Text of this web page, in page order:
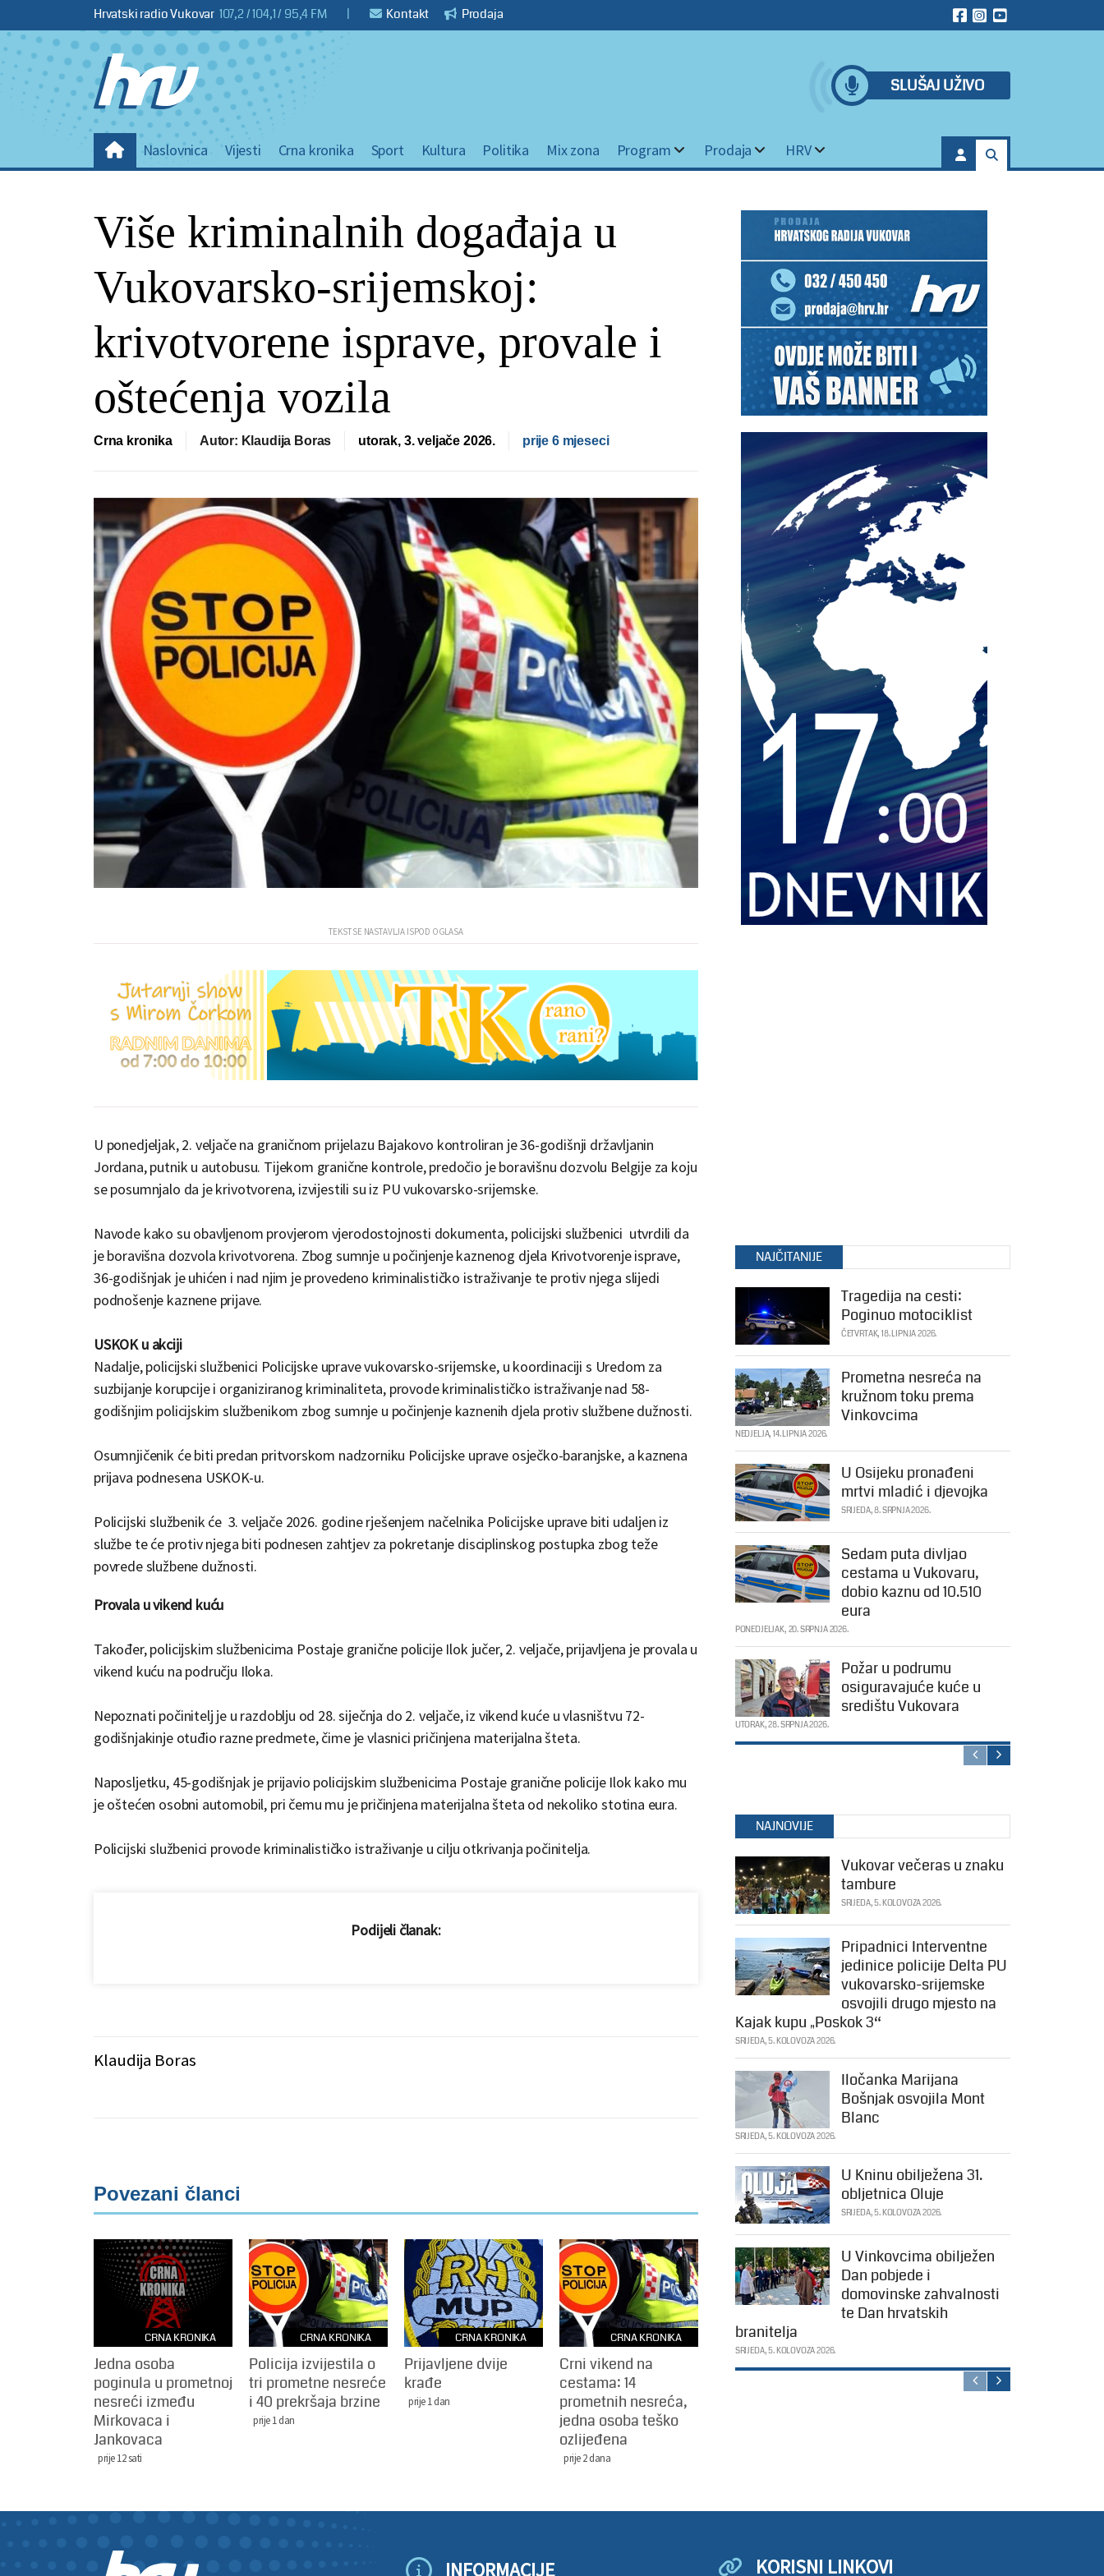
Hrvatski radio Vukovar 107,2 / 104,1 / 95,4 FM | Kontakt Prodaja
SLUŠAJ UŽIVO
Naslovnica Vijesti Crna kronika Sport Kultura Politika Mix zona Program Prodaja HRV
Više kriminalnih događaja u
Vukovarsko-srijemskoj:
krivotvorene isprave, provale i
oštećenja vozila
Crna kronika Autor: Klaudija Boras utorak, 3. veljače 2026. prije 6 mjeseci
U ponedjeljak, 2. veljače na graničnom prijelazu Bajakovo kontroliran je 36-godišnji državljanin
Jordana, putnik u autobusu. Tijekom granične kontrole, predočio je boravišnu dozvolu Belgije za koju
se posumnjalo da je krivotvorena, izvijestili su iz PU vukovarsko-srijemske.
Navode kako su obavljenom provjerom vjerodostojnosti dokumenta, policijski službenici utvrdili da
je boravišna dozvola krivotvorena. Zbog sumnje u počinjenje kaznenog djela Krivotvorenje isprave,
36-godišnjak je uhićen i nad njim je provedeno kriminalističko istraživanje te protiv njega slijedi
podnošenje kaznene prijave.
USKOK u akciji
Nadalje, policijski službenici Policijske uprave vukovarsko-srijemske, u koordinaciji s Uredom za
suzbijanje korupcije i organiziranog kriminaliteta, provode kriminalističko istraživanje nad 58-
godišnjim policijskim službenikom zbog sumnje u počinjenje kaznenih djela protiv službene dužnosti.
Osumnjičenik će biti predan pritvorskom nadzorniku Policijske uprave osječko-baranjske, a kaznena
prijava podnesena USKOK-u.
Policijski službenik će 3. veljače 2026. godine rješenjem načelnika Policijske uprave biti udaljen iz
službe te će protiv njega biti podnesen zahtjev za pokretanje disciplinskog postupka zbog teže
povrede službene dužnosti.
Provala u vikend kuću
Također, policijskim službenicima Postaje granične policije Ilok jučer, 2. veljače, prijavljena je provala u
vikend kuću na području Iloka.
Nepoznati počinitelj je u razdoblju od 28. siječnja do 2. veljače, iz vikend kuće u vlasništvu 72-
godišnjakinje otuđio razne predmete, čime je vlasnici pričinjena materijalna šteta.
Naposljetku, 45-godišnjak je prijavio policijskim službenicima Postaje granične policije Ilok kako mu
je oštećen osobni automobil, pri čemu mu je pričinjena materijalna šteta od nekoliko stotina eura.
Policijski službenici provode kriminalističko istraživanje u cilju otkrivanja počinitelja.
Podijeli članak:
Klaudija Boras
Povezani članci
CRNA KRONIKA
Jedna osoba
poginula u prometnoj
nesreći između
Mirkovaca i
Jankovaca
prije 12 sati
CRNA KRONIKA
Policija izvijestila o
tri prometne nesreće
i 40 prekršaja brzine
prije 1 dan
CRNA KRONIKA
Prijavljene dvije
krađe
prije 1 dan
CRNA KRONIKA
Crni vikend na
cestama: 14
prometnih nesreća,
jedna osoba teško
ozlijeđena
prije 2 dana
NAJČITANIJE
Tragedija na cesti:
Poginuo motociklist
ČETVRTAK, 18. LIPNJA 2026.
Prometna nesreća na
kružnom toku prema
Vinkovcima
NEDJELJA, 14. LIPNJA 2026.
U Osijeku pronađeni
mrtvi mladić i djevojka
SRIJEDA, 8. SRPNJA 2026.
Sedam puta divljao
cestama u Vukovaru,
dobio kaznu od 10.510
eura
PONEDJELJAK, 20. SRPNJA 2026.
Požar u podrumu
osiguravajuće kuće u
središtu Vukovara
UTORAK, 28. SRPNJA 2026.
NAJNOVIJE
Vukovar večeras u znaku
tambure
SRIJEDA, 5. KOLOVOZA 2026.
Pripadnici Interventne
jedinice policije Delta PU
vukovarsko-srijemske
osvojili drugo mjesto na
Kajak kupu „Poskok 3“
SRIJEDA, 5. KOLOVOZA 2026.
Iločanka Marijana
Bošnjak osvojila Mont
Blanc
SRIJEDA, 5. KOLOVOZA 2026.
U Kninu obilježena 31.
obljetnica Oluje
SRIJEDA, 5. KOLOVOZA 2026.
U Vinkovcima obilježen
Dan pobjede i
domovinske zahvalnosti
te Dan hrvatskih
branitelja
SRIJEDA, 5. KOLOVOZA 2026.
INFORMACIJE KORISNI LINKOVI